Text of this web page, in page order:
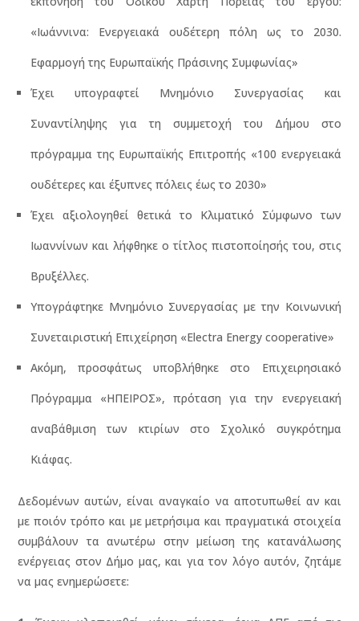
«Ιωάννινα: Ενεργειακά ουδέτερη πόλη ως το 2030.
Εφαρμογή της Ευρωπαϊκής Πράσινης Συμφωνίας»
Έχει υπογραφτεί Μνημόνιο Συνεργασίας και
Συναντίληψης για τη συμμετοχή του Δήμου στο
πρόγραμμα της Ευρωπαϊκής Επιτροπής «100 ενεργειακά
ουδέτερες και έξυπνες πόλεις έως το 2030»
Έχει αξιολογηθεί θετικά το Κλιματικό Σύμφωνο των
Ιωαννίνων και λήφθηκε ο τίτλος πιστοποίησής του, στις
Βρυξέλλες.
Υπογράφτηκε Μνημόνιο Συνεργασίας με την Κοινωνική
Συνεταιριστική Επιχείρηση «Electra Energy cooperative»
Ακόμη, προσφάτως υποβλήθηκε στο Επιχειρησιακό
Πρόγραμμα «ΗΠΕΙΡΟΣ», πρόταση για την ενεργειακή
αναβάθμιση των κτιρίων στο Σχολικό συγκρότημα
Κιάφας.
Δεδομένων αυτών, είναι αναγκαίο να αποτυπωθεί αν και
με ποιόν τρόπο και με μετρήσιμα και πραγματικά στοιχεία
συμβάλουν τα ανωτέρω στην μείωση της κατανάλωσης
ενέργειας στον Δήμο μας, και για τον λόγο αυτόν, ζητάμε
να μας ενημερώσετε: